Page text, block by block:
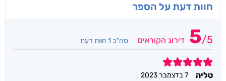
חוות דעת על הספר
5/5 דירוג הקוראים סה"כ 1 חוות דעת
5
טליה
7 בדצמבר 2023